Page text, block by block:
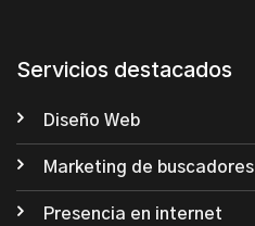
Servicios destacados
Diseño Web
Marketing de buscadores
Presencia en internet